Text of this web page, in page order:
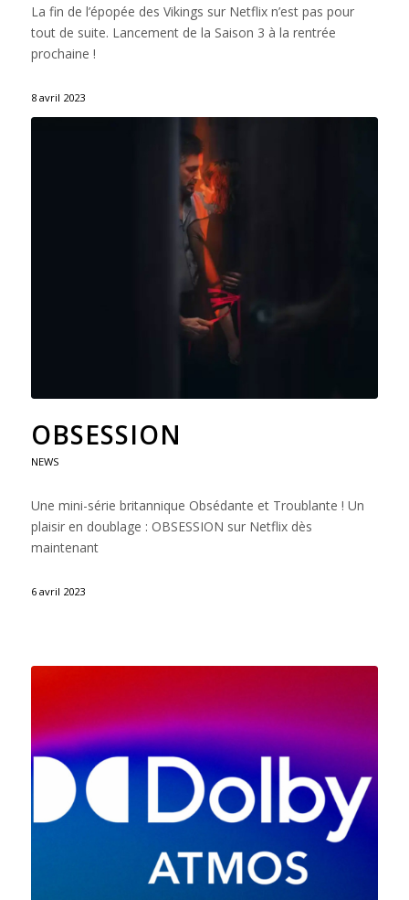
La fin de l’épopée des Vikings sur Netflix n’est pas pour
tout de suite. Lancement de la Saison 3 à la rentrée
prochaine !
8 avril 2023
OBSESSION
NEWS
Une mini-série britannique Obsédante et Troublante ! Un
plaisir en doublage : OBSESSION sur Netflix dès
maintenant
6 avril 2023